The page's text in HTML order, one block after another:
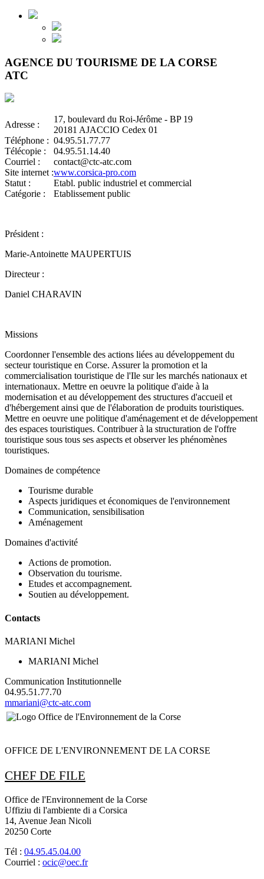
AGENCE DU TOURISME DE LA CORSE
ATC
Adresse :
17, boulevard du Roi-Jérôme - BP 19
20181 AJACCIO Cedex 01
Téléphone : 04.95.51.77.77
Télécopie :
04.95.51.14.40
Courriel :
contact@ctc-atc.com
Site internet :www.corsica-pro.com
Statut :
Etabl. public industriel et commercial
Catégorie :
Etablissement public
Président :
Marie-Antoinette MAUPERTUIS
Directeur :
Daniel CHARAVIN
Missions
Coordonner l'ensemble des actions liées au développement du
secteur touristique en Corse. Assurer la promotion et la
commercialisation touristique de l'Ile sur les marchés nationaux et
internationaux. Mettre en oeuvre la politique d'aide à la
modernisation et au développement des structures d'accueil et
d'hébergement ainsi que de l'élaboration de produits touristiques.
Mettre en oeuvre une politique d'aménagement et de développement
des espaces touristiques. Contribuer à la structuration de l'offre
touristique sous tous ses aspects et observer les phénomènes
touristiques.
Domaines de compétence
Tourisme durable
Aspects juridiques et économiques de l'environnement
Communication, sensibilisation
Aménagement
Domaines d'activité
Actions de promotion.
Observation du tourisme.
Etudes et accompagnement.
Soutien au développement.
Contacts
MARIANI Michel
MARIANI Michel
Communication Institutionnelle
04.95.51.77.70
mmariani@ctc-atc.com
OFFICE DE L'ENVIRONNEMENT DE LA CORSE
CHEF DE FILE
Office de l'Environnement de la Corse
Uffiziu di l'ambiente di a Corsica
14, Avenue Jean Nicoli
20250 Corte
Tél : 04.95.45.04.00
Courriel : ocic@oec.fr